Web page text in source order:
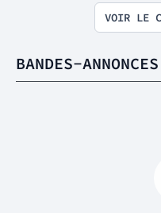
VOIR LE
BANDES-ANNONCES